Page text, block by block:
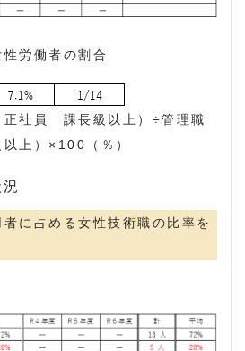
労働者の割合
社員 課長級以上）÷管理職
上）×100（％）
に占める女性技術職の比率を